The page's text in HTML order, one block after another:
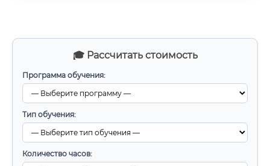
🎓 Рассчитать стоимость
Программа обучения:
Тип обучения:
Количество часов: